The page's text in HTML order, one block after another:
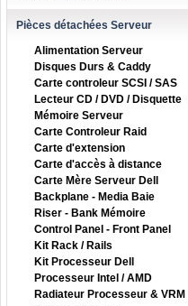
Pièces détachées Serveur
Alimentation Serveur
Disques Durs & Caddy
Carte controleur SCSI / SAS
Lecteur CD / DVD / Disquette
Mémoire Serveur
Carte Controleur Raid
Carte d'extension
Carte d'accès à distance
Carte Mère Serveur Dell
Backplane - Media Baie
Riser - Bank Mémoire
Control Panel - Front Panel
Kit Rack / Rails
Kit Processeur Dell
Processeur Intel / AMD
Radiateur Processeur & VRM